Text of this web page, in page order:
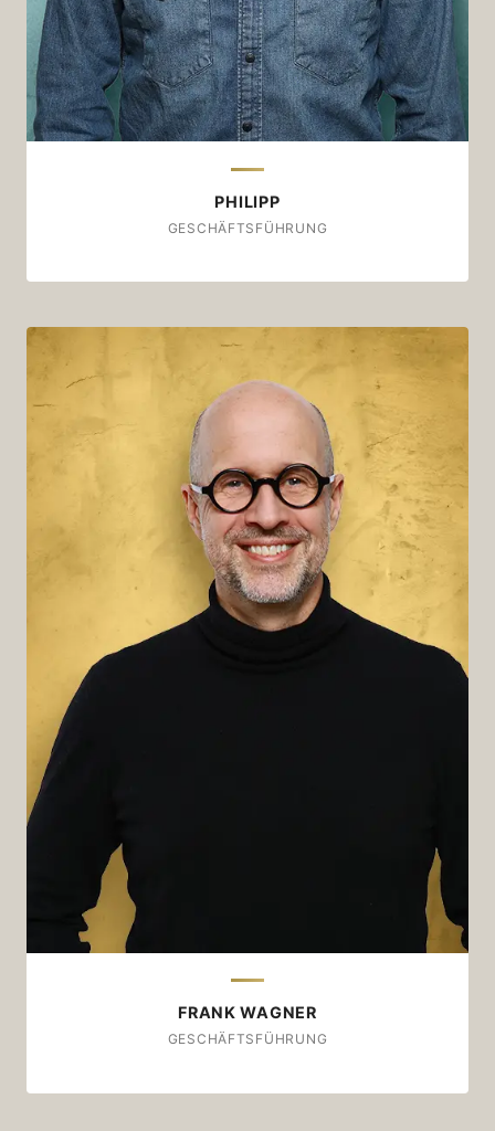
PHILIPP
GESCHÄFTSFÜHRUNG
Wäre dieser Kaffee ein Stück Musik…
...dann wäre er "Vanille Fraise" von L'imperatrice.
FRANK WAGNER
GESCHÄFTSFÜHRUNG
Frank Wagner
My favourite shot:
Hafensilber; 70/30 (Cagliari/Sardegna)
…dann wäre er "I Like The Way This Is Going"